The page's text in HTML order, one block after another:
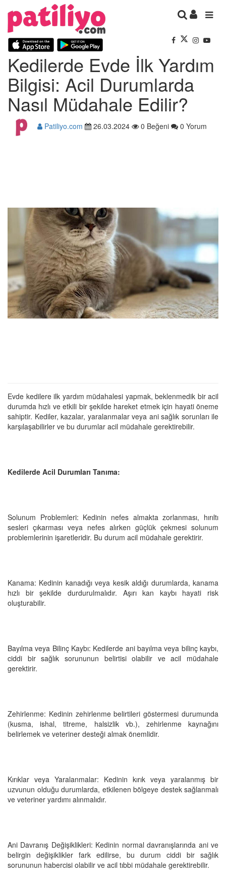
Kedilerde Evde İlk Yardım
Bilgisi: Acil Durumlarda
Nasıl Müdahale Edilir?
Patiliyo.com 26.03.2024 0 Beğeni 0 Yorum
Evde kedilere ilk yardım müdahalesi yapmak, beklenmedik bir acil
durumda hızlı ve etkili bir şekilde hareket etmek için hayati öneme
sahiptir. Kediler, kazalar, yaralanmalar veya ani sağlık sorunları ile
karşılaşabilirler ve bu durumlar acil müdahale gerektirebilir.
Kedilerde Acil Durumları Tanıma:
Solunum Problemleri: Kedinin nefes almakta zorlanması, hırıltı
sesleri çıkarması veya nefes alırken güçlük çekmesi solunum
problemlerinin işaretleridir. Bu durum acil müdahale gerektirir.
Kanama: Kedinin kanadığı veya kesik aldığı durumlarda, kanama
hızlı bir şekilde durdurulmalıdır. Aşırı kan kaybı hayati risk
oluşturabilir.
Bayılma veya Bilinç Kaybı: Kedilerde ani bayılma veya bilinç kaybı,
ciddi bir sağlık sorununun belirtisi olabilir ve acil müdahale
gerektirir.
Zehirlenme: Kedinin zehirlenme belirtileri göstermesi durumunda
(kusma, ishal, titreme, halsizlik vb.), zehirlenme kaynağını
belirlemek ve veteriner desteği almak önemlidir.
Kırıklar veya Yaralanmalar: Kedinin kırık veya yaralanmış bir
uzvunun olduğu durumlarda, etkilenen bölgeye destek sağlanmalı
ve veteriner yardımı alınmalıdır.
Ani Davranış Değişiklikleri: Kedinin normal davranışlarında ani ve
belirgin değişiklikler fark edilirse, bu durum ciddi bir sağlık
sorununun habercisi olabilir ve acil tıbbi müdahale gerektirebilir.